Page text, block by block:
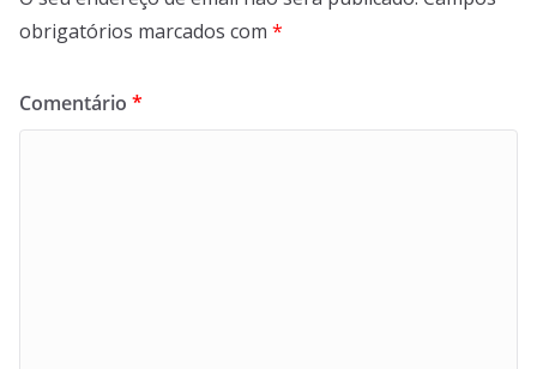
obrigatórios marcados com *
Comentário *